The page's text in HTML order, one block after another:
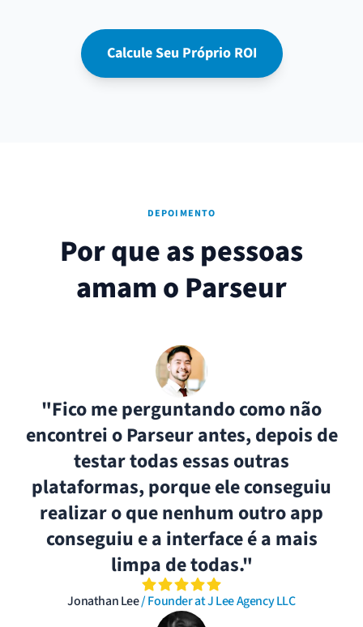
Calcule Seu Próprio ROI
DEPOIMENTO
Por que as pessoas
amam o Parseur
"Fico me perguntando como não
encontrei o Parseur antes, depois de
testar todas essas outras
plataformas, porque ele conseguiu
realizar o que nenhum outro app
conseguiu e a interface é a mais
limpa de todas."
Jonathan Lee/ Founder at J Lee Agency LLC